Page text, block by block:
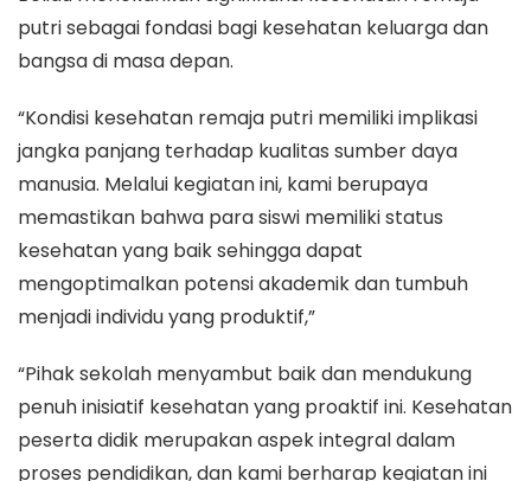
putri sebagai fondasi bagi kesehatan keluarga dan
bangsa di masa depan.
“Kondisi kesehatan remaja putri memiliki implikasi
jangka panjang terhadap kualitas sumber daya
manusia. Melalui kegiatan ini, kami berupaya
memastikan bahwa para siswi memiliki status
kesehatan yang baik sehingga dapat
mengoptimalkan potensi akademik dan tumbuh
menjadi individu yang produktif,”
“Pihak sekolah menyambut baik dan mendukung
penuh inisiatif kesehatan yang proaktif ini. Kesehatan
peserta didik merupakan aspek integral dalam
proses pendidikan, dan kami berharap kegiatan ini